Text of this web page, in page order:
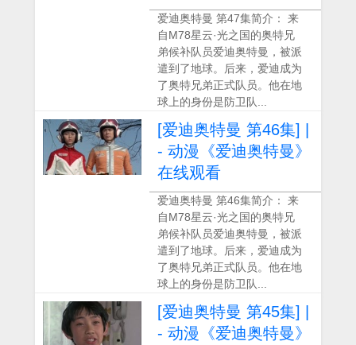
爱迪奥特曼 第47集简介： 来
自M78星云·光之国的奥特兄
弟候补队员爱迪奥特曼，被派
遣到了地球。后来，爱迪成为
了奥特兄弟正式队员。他在地
球上的身份是防卫队...
[爱迪奥特曼 第46集] |
- 动漫《爱迪奥特曼》
在线观看
爱迪奥特曼 第46集简介： 来
自M78星云·光之国的奥特兄
弟候补队员爱迪奥特曼，被派
遣到了地球。后来，爱迪成为
了奥特兄弟正式队员。他在地
球上的身份是防卫队...
[爱迪奥特曼 第45集] |
- 动漫《爱迪奥特曼》